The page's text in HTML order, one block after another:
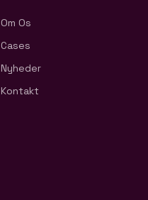
Om Os
Cases
Nyheder
Kontakt